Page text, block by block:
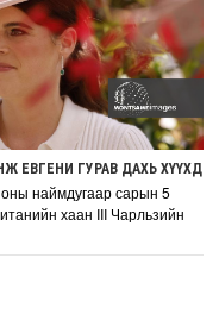
ЖИЛ ӨНГӨРЧЭЭ
ЕВГЕНИ ГУРАВ ДАХЬ
наймдугаар сарын 5
хаан III Чарльзийн